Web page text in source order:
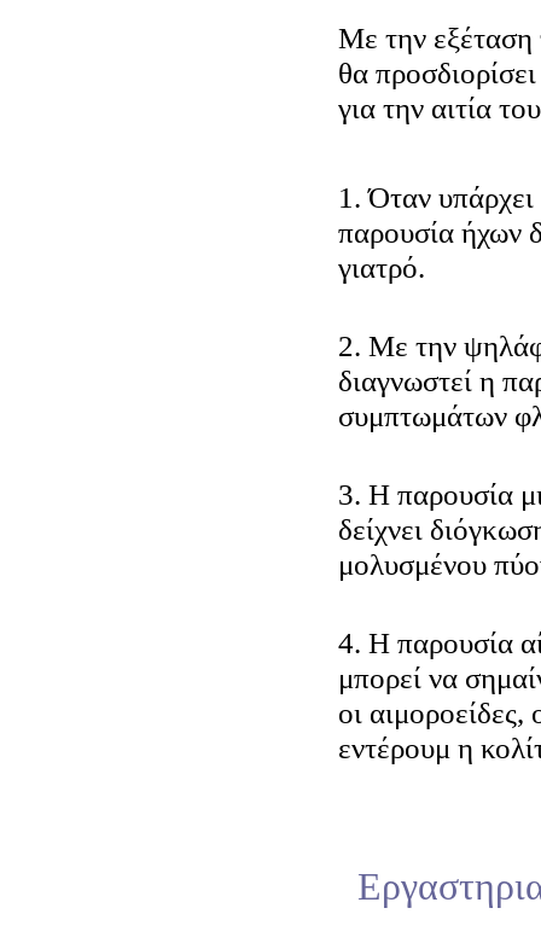
Με την
θα προσδιορίσει
για την αιτία
1. Όταν
παρουσία ήχων
γιατρό.
2. Με την
διαγνωστεί η
συμπτωμάτων
3. Η παρουσία
δείχνει
μολυσμένου
4. Η παρουσία
μπορεί να
οι
εντέρουμ η